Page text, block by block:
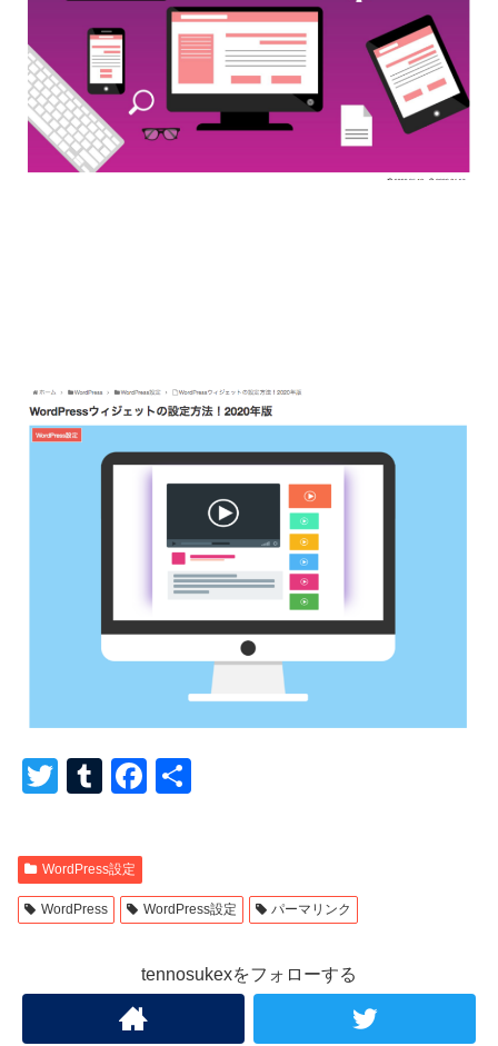
T
tt
er
T
m
bl
r
F
b
o
k
WordPress設定
WordPress WordPress設定 パーマリンク
tennosukexをフォローする